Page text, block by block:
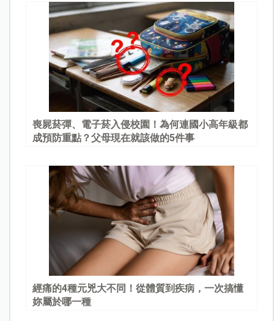
喪屍菸彈、電子菸入侵校園！為何連國小高年級都
成預防重點？父母現在就該做的5件事
經痛的4種元兇大不同！從體質到疾病，一次搞懂
妳屬於哪一種